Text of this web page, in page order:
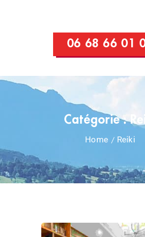
06 68 66 01
Catégorie :
Home Reiki